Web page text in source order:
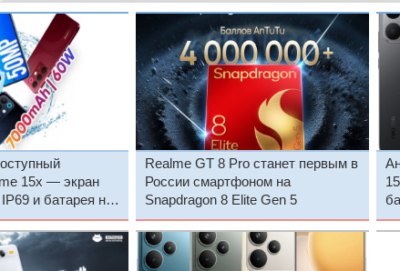
15x — экран
и батарея на
Realme GT 8 Pro станет первым в
России смартфоном на
Snapdragon 8 Elite Gen 5